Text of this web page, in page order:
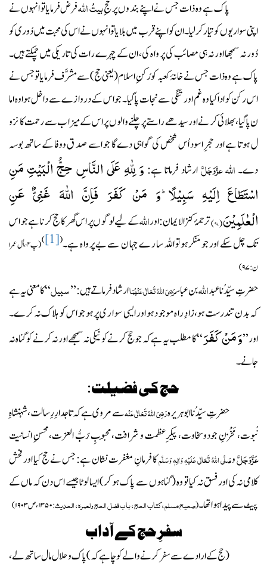
پا ک ہے وہ ذا ت جس نے اپنے بند و ں پر حجِبیتُ اللہفرض فرمایا تو انہو ں نے
اپنی سو ا ر یو ں کو تیا ر کر لیا۔ان کو اپنے قرب میں بلا یا تو انہوں نے اس کی محبت میں دُو ر ی کو
دُور نہ سمجھا اور نہ ہی مصا ئب کی پر وا ہ کی، ان کے چہرے رات کی تاریکی میں چمکتے ہیں۔
پاک ہے وہ ذات جس نے خانۂ کعبہ کو رُکنِ اسلام(یعنی حج) سے مشرَّ ف فرمایا تو جس نے
اس رکن کو ادا کیا وہ غم اور تنگی سے نجات پا گیا۔ جو اس کے دروا زے سے دا خل ہوا وہ اما
ن پاگیا،بھلا ئی کر نے اور سید ھے راستے پر چلنے وا لو ں پر اس کے میزا ب سے رحمت کا نزو
ل ہو تا ہے اور حجرِ اسود اُس شخص کی گواہی دے گا جو اسے صد ق ووفا کے ساتھ بوسہ
دے۔اللہ عزَّوَجَلَّارشاد فرماتا ہے: وَ لِلّٰهِ عَلَى النَّاسِ حِجُّ الْبَیْتِ مَنِ
اسْتَطَاعَ اِلَیْهِ سَبِیْلًاؕ-وَ مَنْ كَفَرَ فَاِنَّ اللّٰهَ غَنِیٌّ عَنِ
الْعٰلَمِیْنَ(۹۷)ترجمۂکنزالایمان :اوراللہکے لیے لو گو ں پر اس گھر کا حج کر نا ہے جو اس
تک چل سکے اور جو منکر ہو تو اللہ سا ر ے جہا ن سے بے پر وا ہ ہے۔(
[1]
)(پ۴،اٰل عمرا
ن:۹۷)
حضرتِ سیِّدُناعبداللہبن عبا سرَضِیَ اللہُ تَعَالٰی عَنْہُمَاارشاد فر ما تے ہیں:’’سبیل‘‘ کا معنی یہ ہے
کہ بد ن تندرست ہو،زا دِ را ہ موجو د ہو اور ایسی سو ا ر ی پر ہو جو اس کو ہلاک نہ کر ے۔
اور’’وَ مَنْ كَفَرَ‘‘کا مطلب یہ ہے کہ جو حج کرنے کو نیکی نہ سمجھے اور نہ کرنے کو گناہ نہ
جانے۔
حج کی فضیلت:
حضرتِ سیِّدُناابوہریرہرَضِیَ اللہُ تَعَالٰی عَنْہسے مروی ہے کہ تاجدارِ رِسالت، شہنشاہِ
نُبوت، مَخْزنِ جودوسخاوت، پیکرِعظمت و شرافت،مَحبوبِ رَبُّ العزت،محسنِ انسانیت
عَزَّوَجَلَّوصَلَّی اللہُ تَعَالٰی عَلَیْہِ وَاٰلِہٖ وَسَلَّمکا فرمانِ مغفرت نشان ہے: جس نے حج کیا اور فحش
کلامی نہ کی اور فسق نہ کیا تو وہ (گناہوں سے پاک ہو کر) ایسا لوٹاجیسے اس دن کہ ماں کے
پیٹ سے پید اہواتھا۔(صحیح مسلم ،کتاب الحج ، باب فضل الحج ولعمرہ ، الحدیث:۱۳۵۰، ص۱۹۰۳)
سفرِحج کے آداب
(حج کے ارادے سے سفرکرنے والے کو چاہے کہ) پاک وحلال مال ساتھ لے،